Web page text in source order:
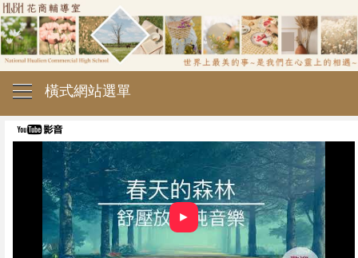
橫式網站選單
►